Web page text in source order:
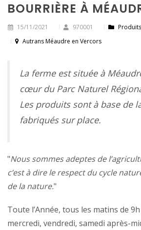
BOURRIÈRE À
15/11/2021 970001
Produits
Autrans Méaudre en Vercors
La ferme est située à
cœur du Parc Naturel
Les produits sont à base de
fabriqués sur place.
"Nous sommes adeptes de
c’est à dire le respect du cycle
de la nature."
Toute l’Année, tous les matins de
mercredi, vendredi, samedi après-